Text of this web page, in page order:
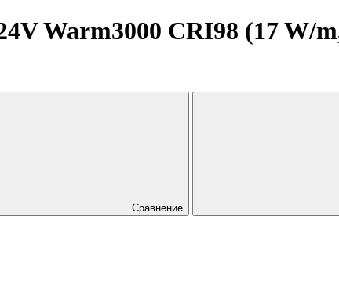
Warm3000 CRI98 (17 W/
Сравнение